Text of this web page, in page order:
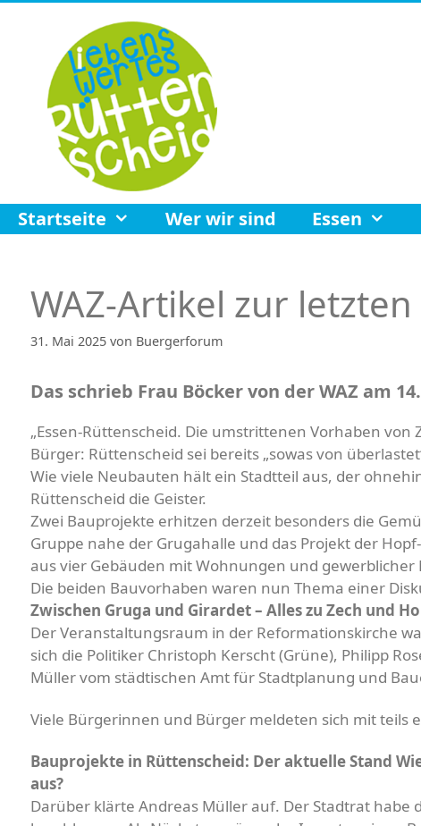
springen
Startseite Wer wir sind Essen
WAZ-Artikel zur
31. Mai 2025 von Buergerforum
Das schrieb Frau Böcker von der WAZ am
„Essen-Rüttenscheid. Die umstrittenen Vorhaben
Bürger: Rüttenscheid sei bereits „sowas von
Wie viele Neubauten hält ein Stadtteil aus, der
Rüttenscheid die Geister.
Zwei Bauprojekte erhitzen derzeit besonders die
Gruppe nahe der Grugahalle und das Projekt der
aus vier Gebäuden mit Wohnungen und
Die beiden Bauvorhaben waren nun Thema einer
Zwischen Gruga und Girardet – Alles zu Zech und
Der Veranstaltungsraum in der Reformationskirche
sich die Politiker Christoph Kerscht (Grüne), Philipp
Müller vom städtischen Amt für Stadtplanung und
Viele Bürgerinnen und Bürger meldeten sich mit teils
Bauprojekte in Rüttenscheid: Der aktuelle Stand
aus?
Darüber klärte Andreas Müller auf. Der Stadtrat